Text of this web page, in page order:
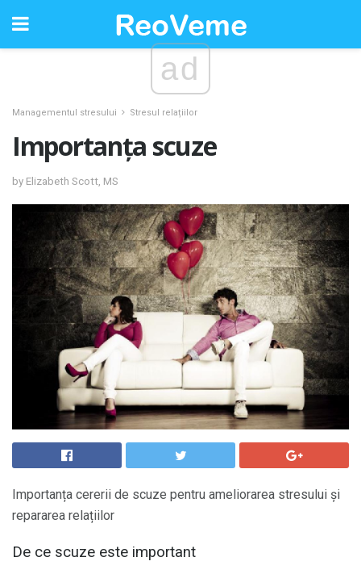
ad
Managementul stresului Stresul relațiilor
Importanța scuze
by Elizabeth Scott, MS
Importanța cererii de scuze pentru ameliorarea stresului și
repararea relațiilor
De ce scuze este important